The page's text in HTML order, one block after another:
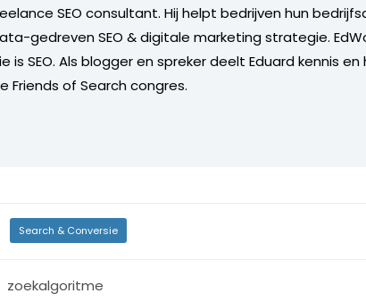
SEO consultant. Hij helpt bedrijven hun
gedreven SEO & digitale marketing strategie.
is SEO. Als blogger en spreker deelt Eduard kennis
Friends of Search congres.
Search & Conversie
zoekalgoritme